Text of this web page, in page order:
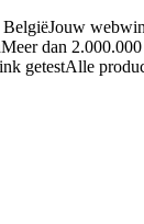
Jouw
Meer dan
Alle